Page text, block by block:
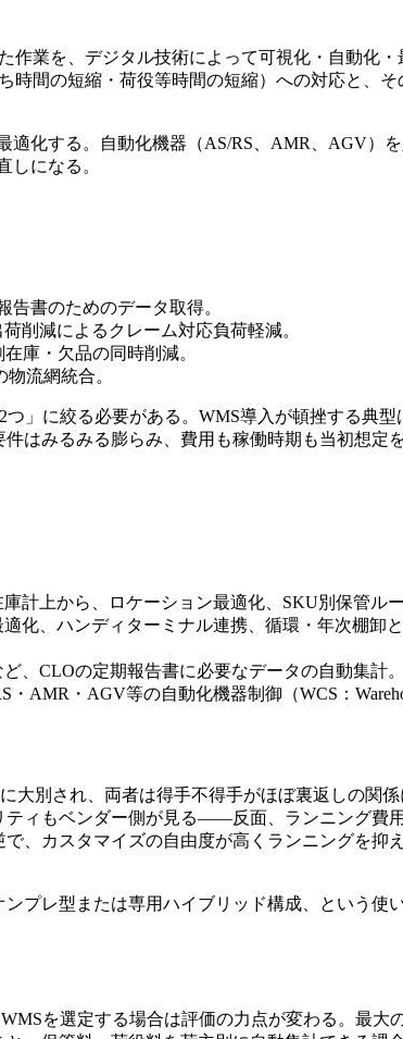
業を、デジタル技術によって可視化・自動化
間の短縮・荷役等時間の短縮）への対応と、
化する。自動化機器（AS/RS、AMR、AGV）
しになる。
書のためのデータ取得。
削減によるクレーム対応負荷軽減。
庫・欠品の同時削減。
流網統合。
」に絞る必要がある。WMS導入が頓挫する典
はみるみる膨らみ、費用も稼働時期も当初想定
計上から、ロケーション最適化、SKU別保管ル
化、ハンディターミナル連携、循環・年次棚卸と
、CLOの定期報告書に必要なデータの自動集計。
AMR・AGV等の自動化機器制御（WCS：
大別され、両者は得手不得手がほぼ裏返しの関
ィもベンダー側が見る――反面、ランニング費
、カスタマイズの自由度が高くランニングを抑
プレ型または専用ハイブリッド構成、という使
を選定する場合は評価の力点が変わる。最